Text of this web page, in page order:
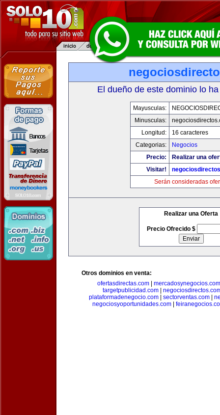
El dueño de este dominio lo
Mayusculas:
Minusculas:
Longitud:
16 caracteres
Categorias:
Negocios
Precio:
Realizar una
Visitar!
Serán consideradas
Realizar una Oferta
Precio Ofrecido $
Otros dominios en venta:
ofertasdirectas.com
mercadosynegocios.com
targetpublicidad.com
plataformadenegocio.com| sectorventas.com|
negociosyoportunidades.com